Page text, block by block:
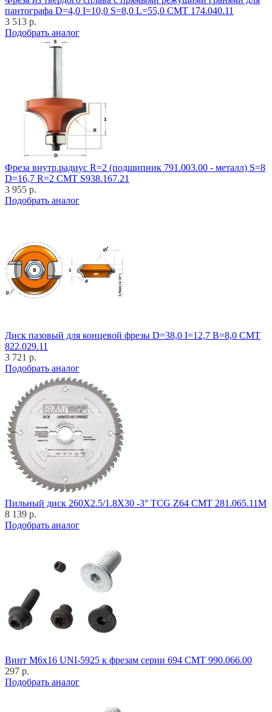
пантографа D=4,0 I=10,0 S=8,0 L=55,0 CMT 174.040.11
3 513 р.
Подобрать аналог
Фреза внутр.радиус R=2 (подшипник 791.003.00 - металл) S=8
D=16,7 R=2 CMT S938.167.21
3 955 р.
Подобрать аналог
Диск пазовый для концевой фрезы D=38,0 I=12,7 B=8,0 CMT
822.029.11
3 721 р.
Подобрать аналог
Пильный диск 260X2.5/1.8X30 -3° TCG Z64 CMT 281.065.11M
8 139 р.
Подобрать аналог
Винт M6x16 UNI-5925 к фрезам серии 694 CMT 990.066.00
297 р.
Подобрать аналог